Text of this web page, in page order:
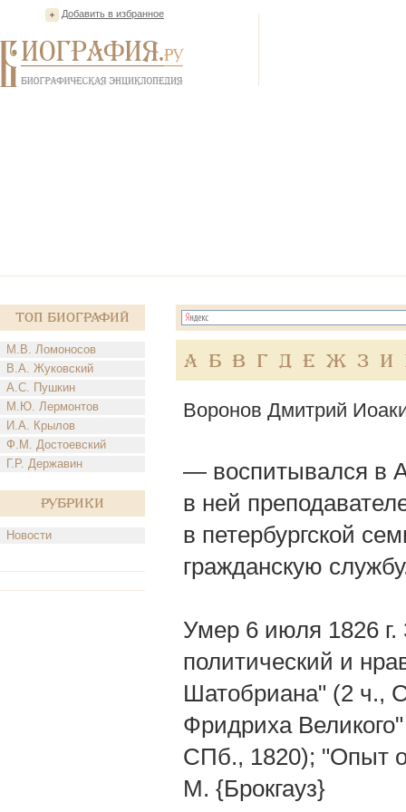
Добавить в избранное
Топ Биографий
М.В. Ломоносов
В.А. Жуковский
А.С. Пушкин
М.Ю. Лермонтов
И.А. Крылов
Ф.М. Достоевский
Г.Р. Державин
Рубрики
Новости
А Б В Г Д Е Ж З И
Воронов Дмитрий
— воспитывался в
в ней
в петербургской
гражданскую
Умер 6 июля 1826
политический и
Шатобриана" (2 ч.,
Фридриха
СПб., 1820); "Опыт
М. {Брокгауз}